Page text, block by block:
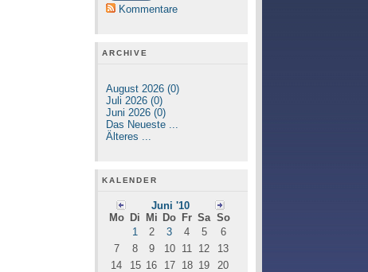
Kommentare
ARCHIVE
August 2026 (0)
Juli 2026 (0)
Juni 2026 (0)
Das Neueste ...
Älteres ...
KALENDER
Juni '10
Mo
Di Mi Do Fr Sa So
1 2 3 4 5
6
7
8 9 10 11 12
13
14
15 16 17 18 19
20